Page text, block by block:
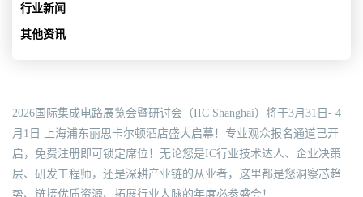
行业新闻
其他资讯
2026国际集成电路展览会暨研讨会（IIC Shanghai）将于3月31日- 4
月1日 上海浦东丽思卡尔顿酒店盛大启幕！专业观众报名通道已开
启，免费注册即可锁定席位！无论您是IC行业技术达人、企业决策
层、研发工程师，还是深耕产业链的从业者，这里都是您洞察芯趋
势、链接优质资源、拓展行业人脉的年度必参盛会！